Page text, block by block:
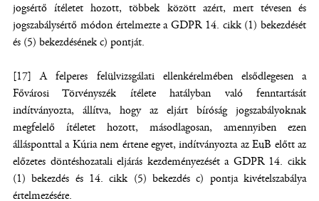
jogsértő ítéletet hozott, többek között azért, mert tévesen és
jogszabálysértő módon értelmezte a GDPR 14. cikk (1) bekezdését
és (5) bekezdésének c) pontját.
[17] A felperes felülvizsgálati ellenkérelmében elsődlegesen a
Fővárosi Törvényszék ítélete hatályban való fenntartását
indítványozta, állítva, hogy az eljárt bíróság jogszabályoknak
megfelelő ítéletet hozott, másodlagosan, amennyiben ezen
állásponttal a Kúria nem értene egyet, indítványozta az EuB előtt az
előzetes döntéshozatali eljárás kezdeményezését a GDPR 14. cikk
(1) bekezdés és 14. cikk (5) bekezdés c) pontja kivételszabálya
értelmezésére.